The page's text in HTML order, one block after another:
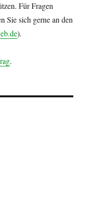
Für Fragen
Sie sich gerne an den
).
.